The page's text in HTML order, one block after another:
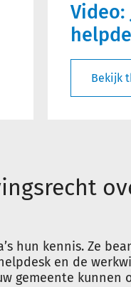
Video:
Bekijk
hun kennis. Ze
en de
gemeente kunnen